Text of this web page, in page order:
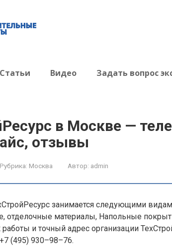
Статьи Видео Задать вопрос
в Москве —
отзывы
Рубрика: Москва Автор: admin
занимается следующими
отделочные материалы, Напольные
и точный адрес организации
(495) 930–98–76.